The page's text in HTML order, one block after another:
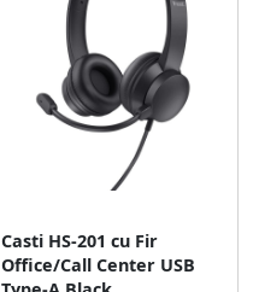
Casti HS-201 cu Fir
Office/Call Center USB